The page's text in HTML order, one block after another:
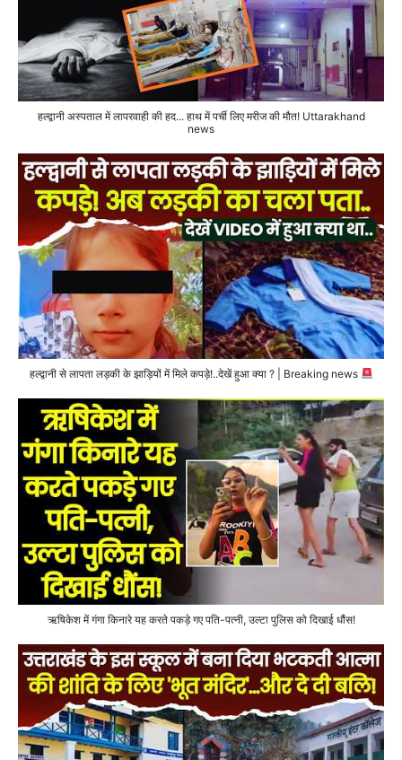
हल्द्वानी अस्पताल में लापरवाही की हद... हाथ में पर्ची लिए मरीज की मौत! Uttarakhand
news
हल्द्वानी से लापता लड़की के झाड़ियों में मिले कपड़े!..देखें हुआ क्या ? | Breaking news
ऋषिकेश में गंगा किनारे यह करते पकड़े गए पति-पत्नी, उल्टा पुलिस को दिखाई धौंस!